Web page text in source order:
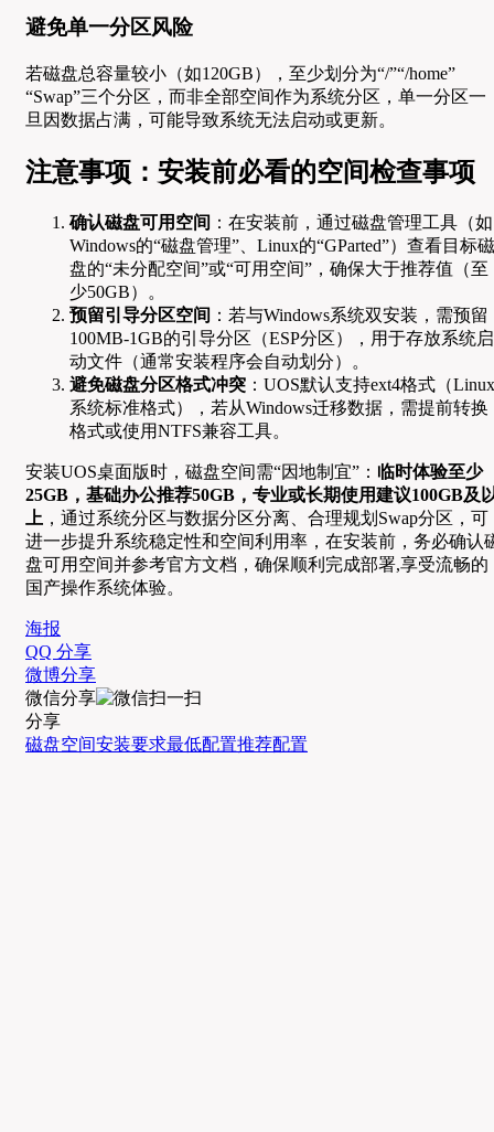
避免单一分区风险
若磁盘总容量较小（如120GB），至少划分为“/”“/home”
“Swap”三个分区，而非全部空间作为系统分区，单一分区一
旦因数据占满，可能导致系统无法启动或更新。
注意事项：安装前必看的空间检查事项
确认磁盘可用空间 ：在安装前，通过磁盘管理工具（如
Windows的“磁盘管理”、Linux的“GParted”）查看目标磁
盘的“未分配空间”或“可用空间”，确保大于推荐值（至
少50GB）。
预留引导分区空间 ：若与Windows系统双安装，需预留
100MB-1GB的引导分区（ESP分区），用于存放系统启
动文件（通常安装程序会自动划分）。
避免磁盘分区格式冲突 ：UOS默认支持ext4格式（Linux
系统标准格式），若从Windows迁移数据，需提前转换
格式或使用NTFS兼容工具。
安装UOS桌面版时，磁盘空间需“因地制宜”： 临时体验至少
25GB，基础办公推荐50GB，专业或长期使用建议100GB及
上 ，通过系统分区与数据分区分离、合理规划Swap分区，可
进一步提升系统稳定性和空间利用率，在安装前，务必确认
盘可用空间并参考官方文档，确保顺利完成部署,享受流畅的
国产操作系统体验。
海报
QQ 分享
微博分享
微信分享
分享
磁盘空间安装要求最低配置推荐配置